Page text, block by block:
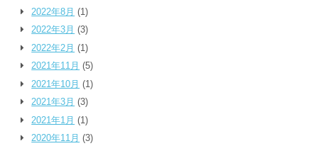
2022年8月 (1)
2022年3月 (3)
2022年2月 (1)
2021年11月 (5)
2021年10月 (1)
2021年3月 (3)
2021年1月 (1)
2020年11月 (3)